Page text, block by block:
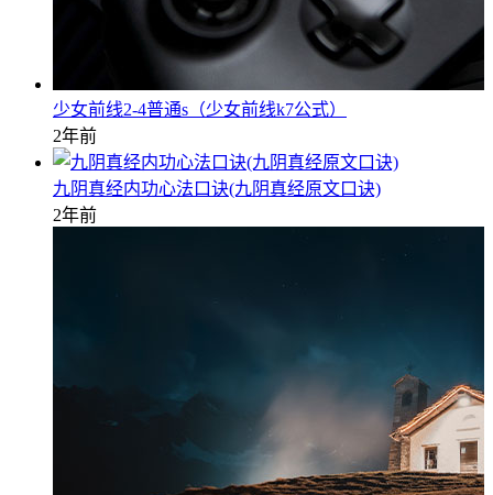
少女前线2-4普通s（少女前线k7公式）
2年前
九阴真经内功心法口诀(九阴真经原文口诀)
2年前